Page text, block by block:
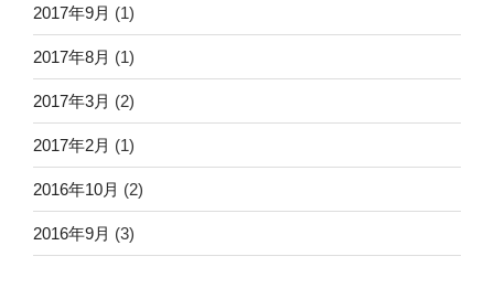
2017年9月 (1)
2017年8月 (1)
2017年3月 (2)
2017年2月 (1)
2016年10月 (2)
2016年9月 (3)